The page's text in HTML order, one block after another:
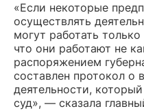
«Если некоторые
осуществлять
могут работать
что они работают не
распоряжением
составлен протокол о
деятельности,
суд», — сказала